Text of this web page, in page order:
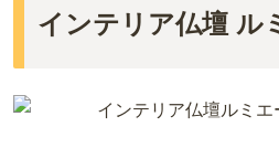
インテリア仏壇 ル